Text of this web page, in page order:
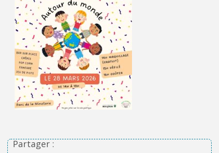
Partager :